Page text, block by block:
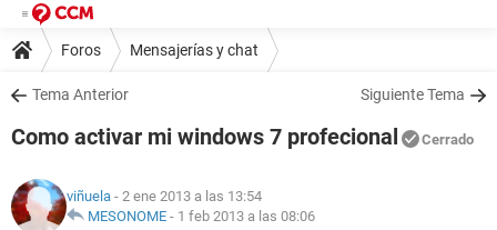
Foros Mensajerías y chat
Tema Anterior Siguiente Tema
Como activar mi windows 7 profecional Cerrado
viñuela - 2 ene 2013 a las 13:54
MESONOME - 1 feb 2013 a las 08:06